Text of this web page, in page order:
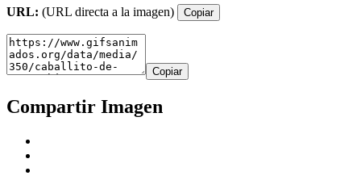
URL: (URL directa a la imagen) Copiar
Copiar
Compartir Imagen